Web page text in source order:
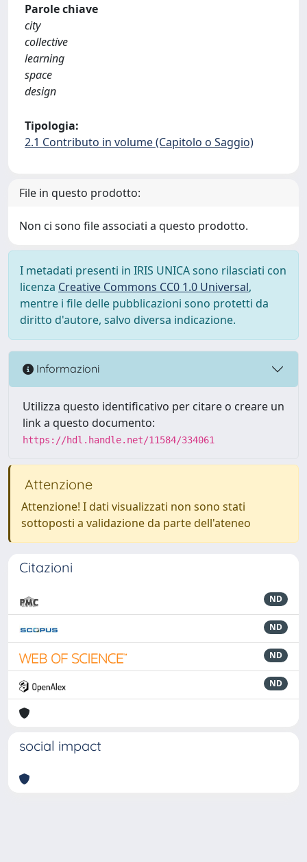
Parole chiave
city
collective
learning
space
design
Tipologia:
2.1 Contributo in volume (Capitolo o Saggio)
File in questo prodotto:
Non ci sono file associati a questo prodotto.
I metadati presenti in IRIS UNICA sono rilasciati con
licenza Creative Commons CC0 1.0 Universal,
mentre i file delle pubblicazioni sono protetti da
diritto d'autore, salvo diversa indicazione.
Informazioni
Utilizza questo identificativo per citare o creare un
link a questo documento:
https://hdl.handle.net/11584/334061
Attenzione
Attenzione! I dati visualizzati non sono stati
sottoposti a validazione da parte dell'ateneo
Citazioni
ND
ND
ND
ND
social impact